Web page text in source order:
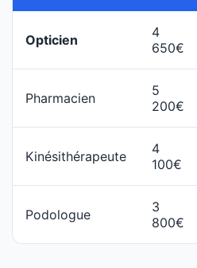
Opticien
4
650€
Pharmacien
5
200€
Kinésithérapeute
4
100€
Podologue
3
800€